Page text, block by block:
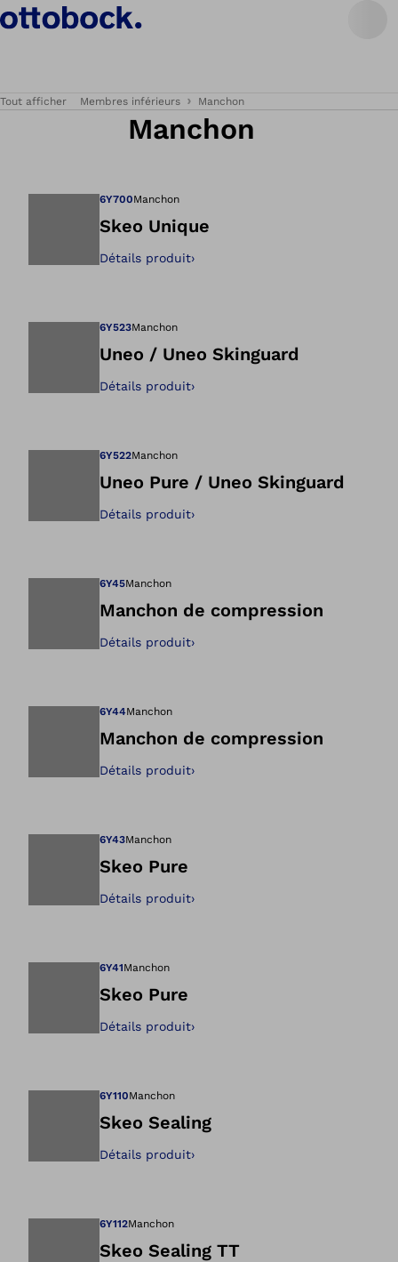
Tout afficher Membres inférieurs Manchon
Manchon
6Y700Manchon
Skeo Unique
Détails produit›
6Y523Manchon
Uneo / Uneo Skinguard
Détails produit›
6Y522Manchon
Uneo Pure / Uneo Skinguard
Détails produit›
6Y45Manchon
Manchon de compression
Détails produit›
6Y44Manchon
Manchon de compression
Détails produit›
6Y43Manchon
Skeo Pure
Détails produit›
6Y41Manchon
Skeo Pure
Détails produit›
6Y110Manchon
Skeo Sealing
Détails produit›
6Y112Manchon
Skeo Sealing TT